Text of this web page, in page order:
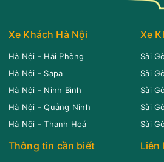
Tên điểm Thời gian
Trại Giam Ninh
Khánh
Thôn Dưỡng
07:40
Giá vé: 190.000 Còn trống:7
12:0109/08/2026 09/08
Văn phòng Hà Nội
Giá vé: 190.000 Còn trống:
Xe Khách Hà Nội
Hà Nội - Hải Phòng
Hà Nội - Sapa
Hà Nội - Ninh Bình
Hà Nội - Quảng Ninh
Hà Nội - Thanh Hoá
Xe
Sài
Sài
Sài
Sài
Sài
Thông tin cần biết Liên